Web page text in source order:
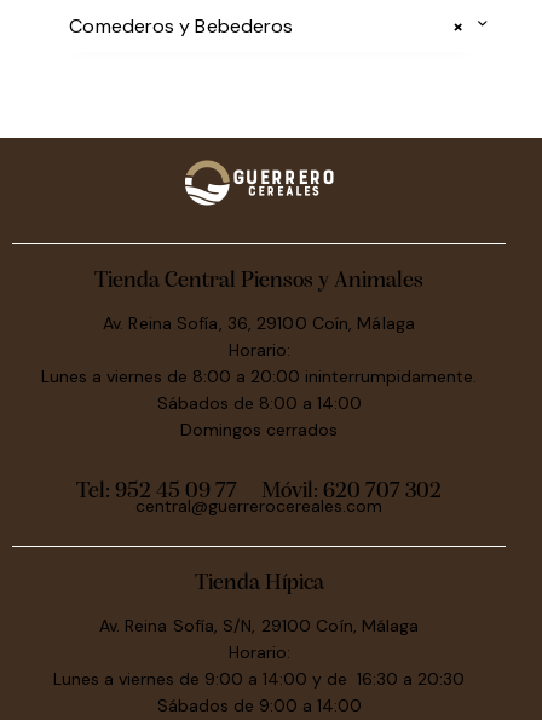
×
Comederos y Bebederos
Tienda Central Piensos y Animales
Av. Reina Sofía, 36, 29100 Coín, Málaga
Horario:
Lunes a viernes de 8:00 a 20:00 ininterrumpidamente.
Sábados de 8:00 a 14:00
Domingos cerrados
Tel: 952 45 09 77 Móvil: 620 707 302
central@guerrerocereales.com
Tienda Hípica
Av. Reina Sofía, S/N, 29100 Coín, Málaga
Horario:
Lunes a viernes de 9:00 a 14:00 y de 16:30 a 20:30
Sábados de 9:00 a 14:00